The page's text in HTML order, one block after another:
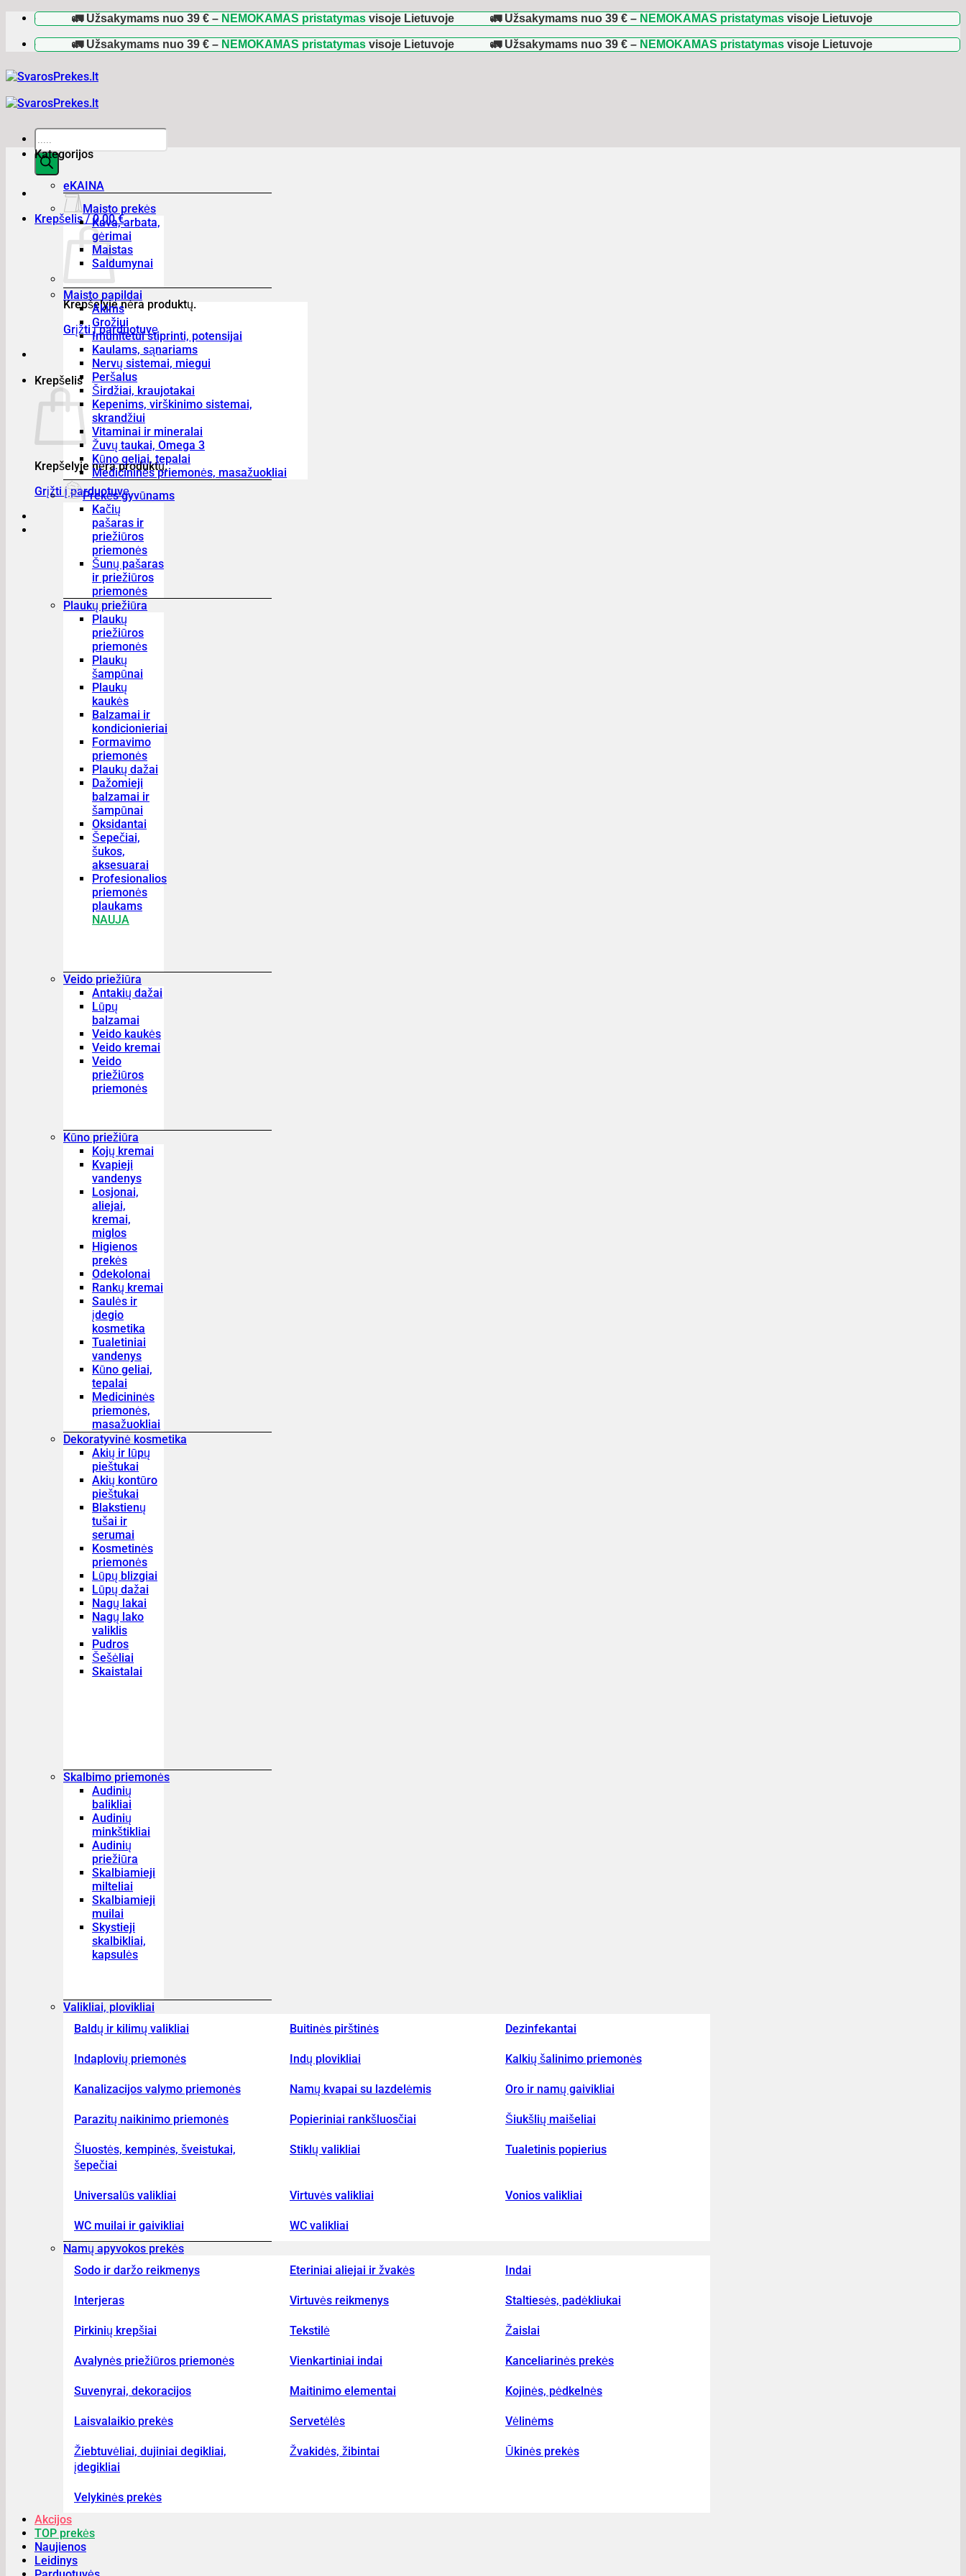
Skip
content
🚛 Užsakymams nuo39 €–NEMOKAMAS pristatymasvisoje Lietuvoje 🚛 Užsakymams nuo39 €–NEMOKAMAS pristatymasvisoje Lietuvoje 🚛 Užsakymams
🚛 Užsakymams nuo39 €–NEMOKAMAS pristatymasvisoje Lietuvoje 🚛 Užsakymams nuo39 €–NEMOKAMAS pristatymasvisoje Lietuvoje 🚛 Užsakymams
Products
search
Krepšelis /0,00€
Krepšelyje nėra produktų.
Grįžti į parduotuvę
Krepšelis
Krepšelyje nėra produktų.
Grįžti į parduotuvę
Kategorijos
eKAINA
Maisto prekės
Kava, arbata,
gėrimai
Maistas
Saldumynai
Maisto papildai
Akims
Grožiui
Imunitetui stiprinti, potensijai
Kaulams, sąnariams
Nervų sistemai, miegui
Peršalus
Širdžiai, kraujotakai
Kepenims, virškinimo sistemai,
skrandžiui
Vitaminai ir mineralai
Žuvų taukai, Omega 3
Kūno geliai, tepalai
Medicininės priemonės, masažuokliai
Prekės gyvūnams
Kačių
pašaras ir
priežiūros
priemonės
Šunų pašaras
ir priežiūros
priemonės
Plaukų priežiūra
Plaukų
priežiūros
priemonės
Plaukų
šampūnai
Plaukų
kaukės
Balzamai ir
kondicionieriai
Formavimo
priemonės
Plaukų dažai
Dažomieji
balzamai ir
šampūnai
Oksidantai
Šepečiai,
šukos,
aksesuarai
Profesionalios
priemonės
plaukams
NAUJA
Veido priežiūra
Antakių dažai
Lūpų
balzamai
Veido kaukės
Veido kremai
Veido
priežiūros
priemonės
Kūno priežiūra
Kojų kremai
Kvapieji
vandenys
Losjonai,
aliejai,
kremai,
miglos
Higienos
prekės
Odekolonai
Rankų kremai
Saulės ir
įdegio
kosmetika
Tualetiniai
vandenys
Kūno geliai,
tepalai
Medicininės
priemonės,
masažuokliai
Dekoratyvinė kosmetika
Akių ir lūpų
pieštukai
Akių kontūro
pieštukai
Blakstienų
tušai ir
serumai
Kosmetinės
priemonės
Lūpų blizgiai
Lūpų dažai
Nagų lakai
Nagų lako
valiklis
Pudros
Šešėliai
Skaistalai
Skalbimo priemonės
Audinių
balikliai
Audinių
minkštikliai
Audinių
priežiūra
Skalbiamieji
milteliai
Skalbiamieji
muilai
Skystieji
skalbikliai,
kapsulės
Valikliai, plovikliai
Baldų ir kilimų valikliai
Buitinės pirštinės Dezinfekantai
Indaplovių priemonės Indų plovikliai Kalkių šalinimo priemonės
Kanalizacijos valymo priemonės Namų kvapai su lazdelėmis Oro ir namų gaivikliai
Parazitų naikinimo priemonės Popieriniai rankšluosčiai Šiukšlių maišeliai
Šluostės, kempinės, šveistukai,
šepečiai
Stiklų valikliai Tualetinis popierius
Universalūs valikliai Virtuvės valikliai Vonios valikliai
WC muilai ir gaivikliai
WC valikliai
Namų apyvokos prekės
Sodo ir daržo reikmenys
Eteriniai aliejai ir žvakės Indai
Interjeras Virtuvės reikmenys Staltiesės, padėkliukai
Pirkinių krepšiai Tekstilė Žaislai
Avalynės priežiūros priemonės Vienkartiniai indai Kanceliarinės prekės
Suvenyrai, dekoracijos Maitinimo elementai Kojinės, pėdkelnės
Laisvalaikio prekės Servetėlės Vėlinėms
Žiebtuvėliai, dujiniai degikliai,
įdegikliai
Žvakidės, žibintai Ūkinės prekės
Velykinės prekės
Akcijos
TOP prekės
Naujienos
Leidinys